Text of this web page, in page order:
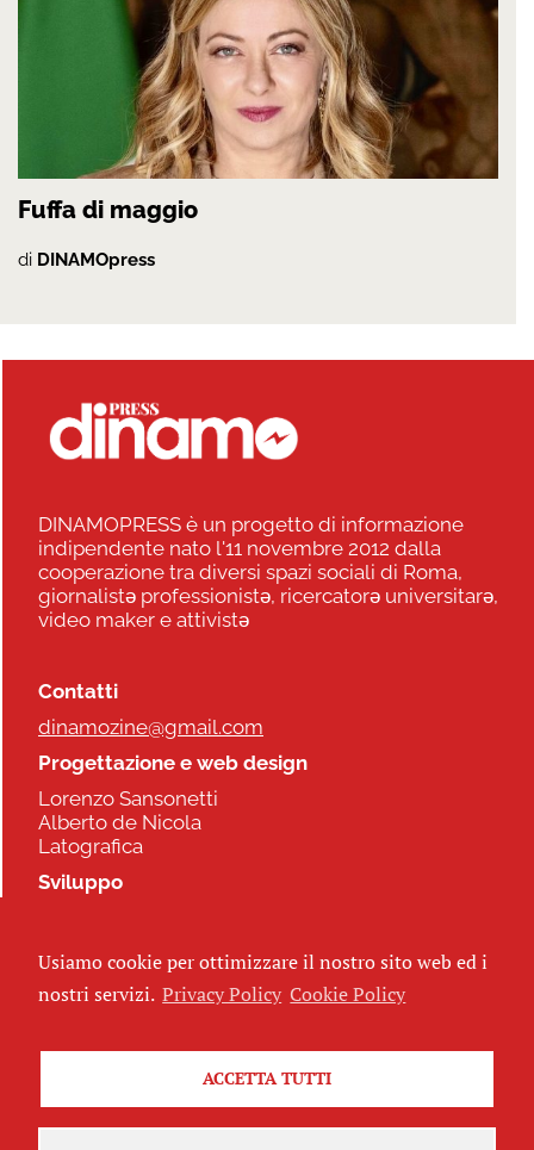
Fuffa di maggio
di DINAMOpress
DINAMOPRESS è un progetto di informazione
indipendente nato l'11 novembre 2012 dalla
cooperazione tra diversi spazi sociali di Roma,
giornalistə professionistə, ricercatorə universitarə,
video maker e attivistə
Contatti
dinamozine@gmail.com
Progettazione e web design
Lorenzo Sansonetti
Alberto de Nicola
Latografica
Sviluppo
Seguici
Usiamo cookie per ottimizzare il nostro sito web ed i
nostri servizi. Privacy Policy Cookie Policy
ACCETTA TUTTI